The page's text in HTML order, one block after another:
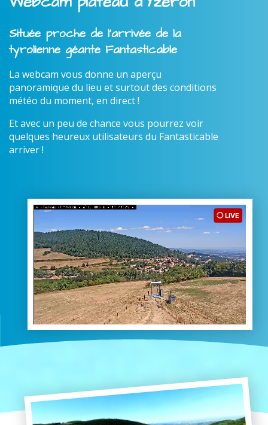
Située proche de l'arrivée de la
tyrolienne géante Fantasticable
La webcam vous donne un aperçu
panoramique du lieu et surtout des conditions
météo du moment, en direct !
Et avec un peu de chance vous pourrez voir
quelques heureux utilisateurs du Fantasticable
arriver !